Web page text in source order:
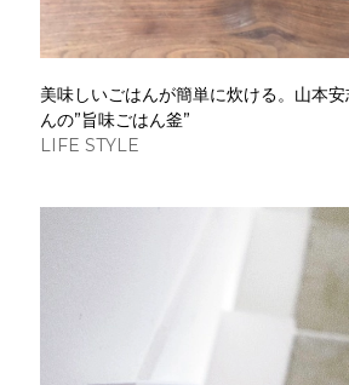
美味しいごはんが簡単に炊ける。山本安
んの”旨味ごはん釜”
LIFE STYLE